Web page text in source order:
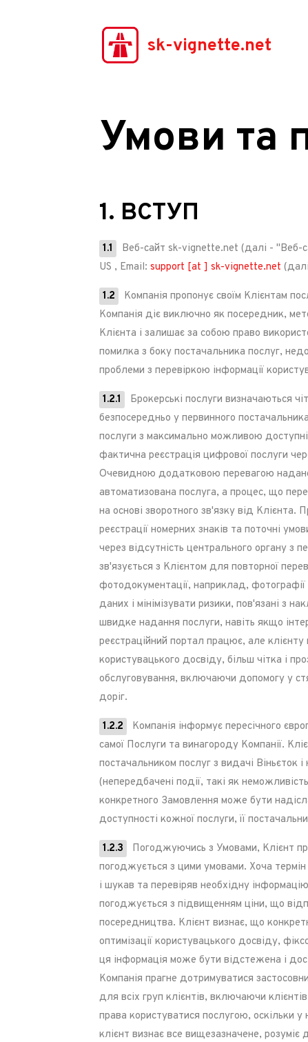
sk-vignette.net
Умови та
1. ВСТУП
1.1 Веб-сайт sk-vignette.net (далі - "Веб-
US , Email: support [at ] sk-vignette.net
1.2
Компанія пропонує своїм Клієнтам
Компанія діє виключно як посередник,
Клієнта і залишає за собою право
помилка з боку постачальника послуг,
проблеми з перевіркою інформації
1.2.1
Брокерські послуги визначаються
безпосередньо у первинного
послуги з максимально можливою
фактична реєстрація цифрової послуги
Очевидною додатковою перевагою
автоматизована послуга, а процес, що
на основі зворотного зв'язку від
реєстрації номерних знаків та поточні
через відсутність центрального органу з
зв'язується з Клієнтом для повторної
фотодокументації, наприклад, фотографії
даних і мінімізувати ризики, пов'язані з
швидке надання послуги, навіть якщо
реєстраційний портал працює, але
користувацького досвіду, більш чітка і
обслуговування, включаючи допомогу у
доріг.
1.2.2
Компанія інформує пересічного
самої Послуги та винагороду Компанії.
постачальником послуг з видачі Віньєток
(непередбачені події, такі як
конкретного Замовлення може бути
доступності кожної послуги, її
1.2.3
Погоджуючись з Умовами, Клієнт
погоджується з цими умовами. Хоча
і шукав та перевіряв необхідну
погоджується з підвищенням ціни, що
посередництва. Клієнт визнає, що
оптимізації користувацького досвіду,
ця інформація може бути відстежена і
Компанія прагне дотримуватися
для всіх груп клієнтів, включаючи
права користуватися послугою,
клієнт визнає все вищезазначене,